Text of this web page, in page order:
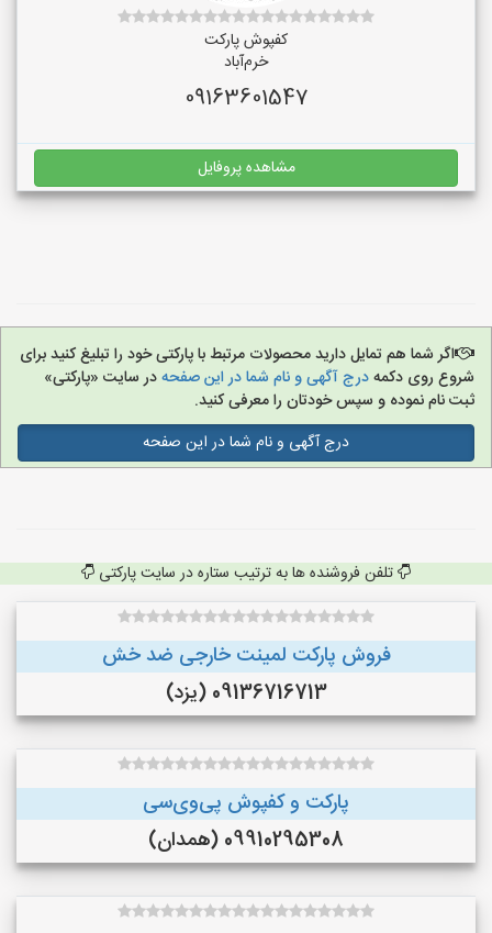
کفپوش پارکت
خرم‌آباد
09163601547
مشاهده پروفایل
اگر شما هم تمایل دارید محصولات مرتبط با پارکتی خود را تبلیغ کنید برای
شروع روی دکمهدرج آگهی و نام شما در این صفحهدر سایت «پارکتی»
ثبت نام نموده و سپس خودتان را معرفی کنید.
درج آگهی و نام شما در این صفحه
تلفن فروشنده ها به ترتیب ستاره در سایت پارکتی
فروش پارکت لمینت خارجی ضد خش
09136716713 (یزد)
پارکت و کفپوش پی‌وی‌سی
09910295308 (همدان)